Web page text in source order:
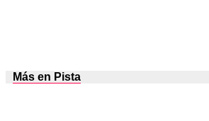
Más en Pista